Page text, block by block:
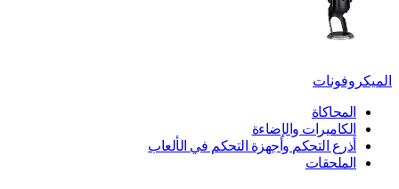
الميكروفونات
المحاكاة
الكاميرات والإضاءة
أذرع التحكم وأجهزة التحكم في الألعاب
الملحقات